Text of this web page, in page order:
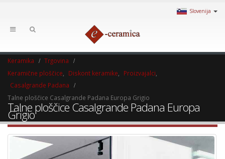
Slovenija
Keramika
Trgovina
Keramične ploščice
Diskont keramike Proizvajalci
Casalgrande Padana
Talne ploščice Casalgrande Padana Europa Grigio
Talne ploščice Casalgrande Padana Europa
Grigio